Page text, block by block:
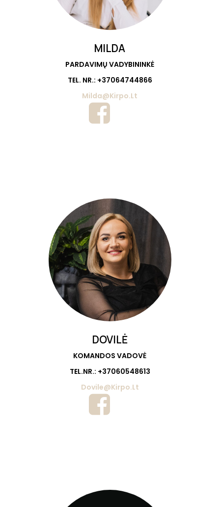
MILDA
PARDAVIMŲ VADYBININKĖ
TEL. NR.: +37064744866
Milda@kirpo.lt
DOVILĖ
KOMANDOS VADOVĖ
TEL.NR.: +37060548613
Dovile@Kirpo.lt